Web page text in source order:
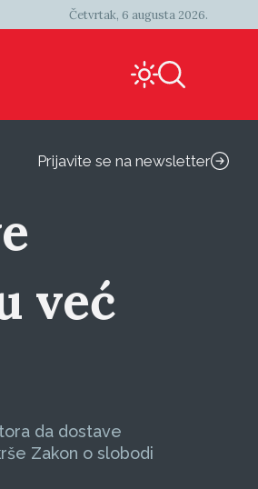
Četvrtak, 6 augusta 2026.
Prijavite se na newsletter
već
da dostave
Zakon o slobodi